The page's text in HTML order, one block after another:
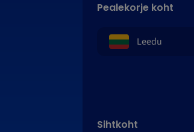
Pealekorje koht
Sihtkoht